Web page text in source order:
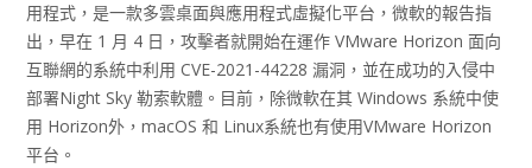
用程式，是一款多雲桌面與應用程式虛擬化平台，微軟的報告指
出，早在 1 月 4 日，攻擊者就開始在運作 VMware Horizon 面向
互聯網的系統中利用 CVE-2021-44228 漏洞，並在成功的入侵中
部署Night Sky 勒索軟體。目前，除微軟在其 Windows 系統中使
用 Horizo​​n外，macOS 和 Linux系統也有使用VMware Horizo​​n
平台。